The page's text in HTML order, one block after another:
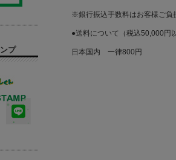
※銀行振込手数料はお客様ご負
●送料について（税込50,000円
日本国内 一律800円
プ